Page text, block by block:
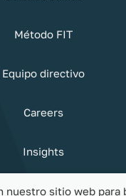
Método FIT
Equipo directivo
Careers
Insights
Sostenibilidad
nuestro sitio web para